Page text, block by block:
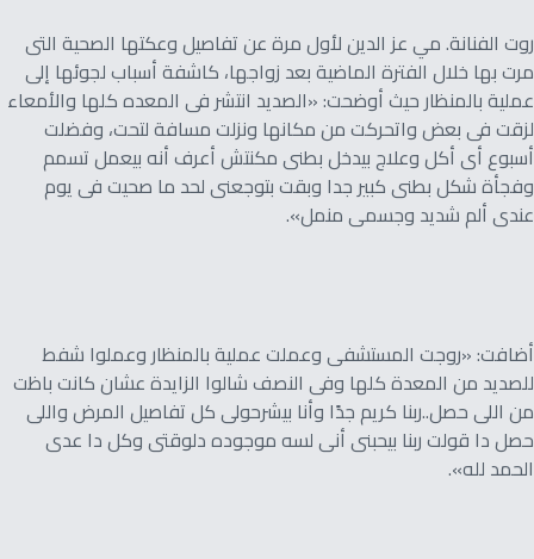
روت الفنانة. مي عز الدين لأول مرة عن تفاصيل وعكتها الصحية التى
مرت بها خلال الفترة الماضية بعد زواجها، كاشفة أسباب لجوئها إلى
عملية بالمنظار حيث أوضحت: «الصديد انتشر فى المعده كلها والأمعاء
لزقت فى بعض واتحركت من مكانها ونزلت مسافة لتحت، وفضلت
أسبوع أى أكل وعلاج بيدخل بطنى مكنتش أعرف أنه بيعمل تسمم
وفجأة شكل بطنى كبير جدا وبقت بتوجعنى لحد ما صحيت فى يوم
عندى ألم شديد وجسمى منمل».
أضافت: «روجت المستشفى وعملت عملية بالمنظار وعملوا شفط
للصديد من المعدة كلها وفى النصف شالوا الزايدة عشان كانت باظت
من اللى حصل..ربنا كريم جدًا وأنا بيشرحولى كل تفاصيل المرض واللى
حصل دا قولت ربنا بيحبنى أنى لسه موجوده دلوقتى وكل دا عدى
الحمد لله».